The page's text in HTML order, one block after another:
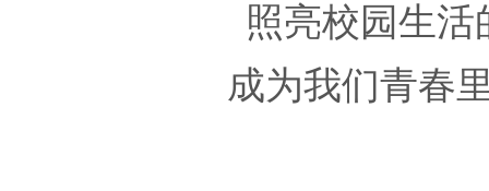
照亮校园生
成为我们青春